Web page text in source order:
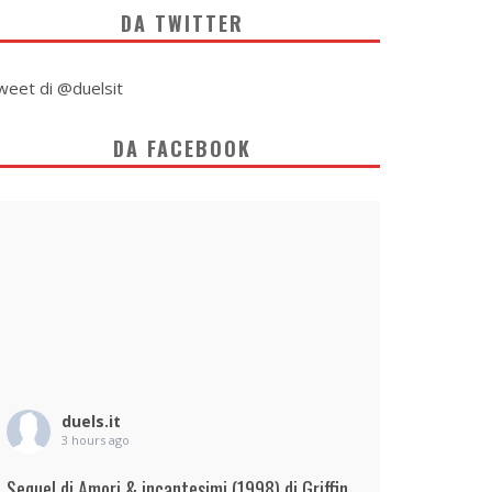
DA TWITTER
di @duelsit
DA FACEBOOK
duels.it
3 hours ago